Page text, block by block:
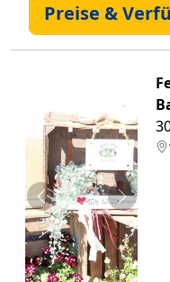
Preise &
Zurück Weiter